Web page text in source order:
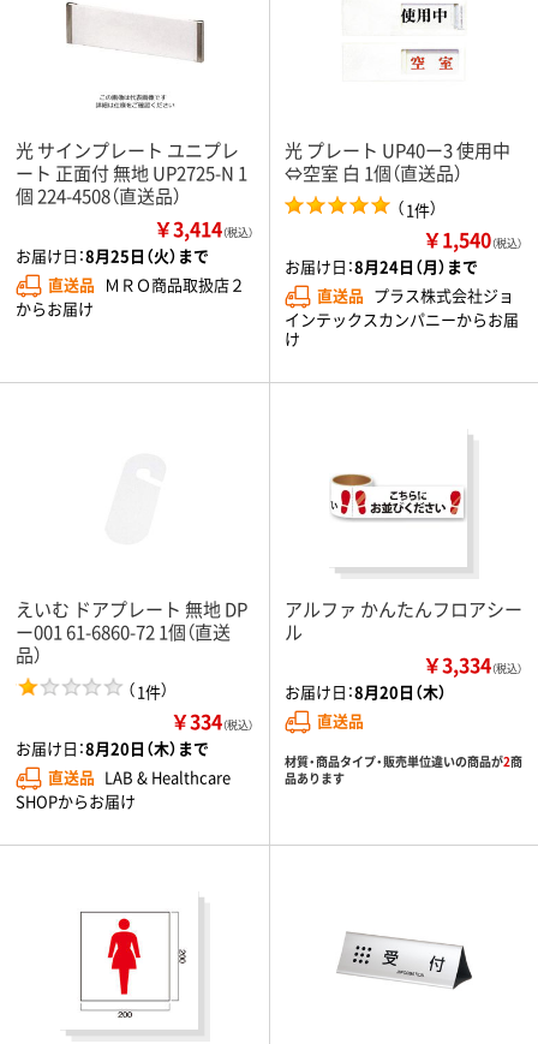
光 サインプレート ユニプレ
ート 正面付 無地 UP2725-N 1
個 224-4508（直送品）
￥3,414（税込）
お届け日：8月25日（火）まで
直送品 ＭＲＯ商品取扱店２
からお届け
光 プレート UP40ー3 使用中
⇔空室 白 1個（直送品）
（1件）
￥1,540（税込）
お届け日：8月24日（月）まで
直送品 プラス株式会社ジョ
インテックスカンパニーからお届
け
えいむ ドアプレート 無地 DP
ー001 61-6860-72 1個（直送
品）
（1件）
￥334（税込）
お届け日：8月20日（木）まで
直送品 LAB & Healthcare
SHOPからお届け
アルファ かんたんフロアシー
ル
￥3,334（税込）
お届け日：8月20日（木）
直送品
材質・商品タイプ・販売単位違いの商品が2商
品あります